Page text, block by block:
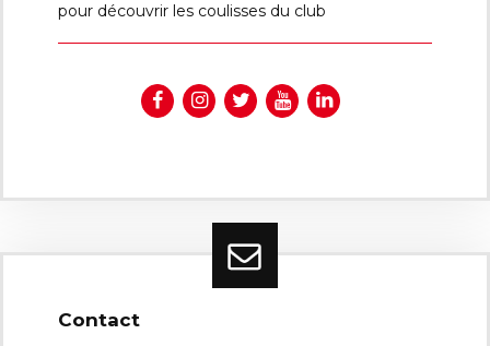
pour découvrir les coulisses du club
Contact